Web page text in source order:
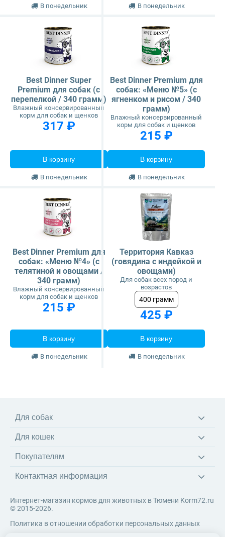
В понедельник В понедельник
Best Dinner Super
Premium для собак (с
перепелкой / 340 грамм)
Влажный консервированный
корм для собак и щенков
317 ₽
В корзину
В понедельник
Best Dinner Premium для
собак: «Меню №5» (с
ягненком и рисом / 340
грамм)
Влажный консервированный
корм для собак и щенков
215 ₽
В корзину
В понедельник
Best Dinner Premium для
собак: «Меню №4» (с
телятиной и овощами /
340 грамм)
Влажный консервированный
корм для собак и щенков
215 ₽
В корзину
В понедельник
Территория Кавказ
(говядина с индейкой и
овощами)
Для собак всех пород и
возрастов
400 грамм
425 ₽
В корзину
В понедельник
Для собак
Ветеринарные диеты
Игрушки
Для кошек
Ветеринарные диеты
Когтеточки
Покупателям
Оплата
Система скидок
Контакты
Контактная информация
Интернет-магазин кормов для животных в Тюмени Korm72.ru
© 2015-2026.
Политика в отношении обработки персональных данных